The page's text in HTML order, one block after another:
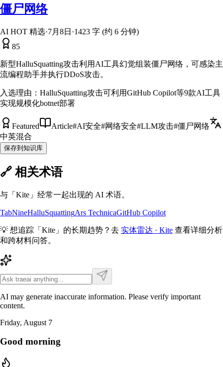
僵尸网络
AI HOT 精选·7月8日 ·1423 字 (约 6 分钟)
85
新型HalluSquatting攻击利用AI工具幻觉组装僵尸网络，可感染主
流编程助手并执行DDoS攻击。
入选理由： HalluSquatting攻击可利用GitHub Copilot等9款AI工具
实现规模化botnet部署
Featured Article#AI安全#网络安全#LLM攻击#僵尸网络
中英混合
保存到知识库
🔗 相关术语
与「 Kite 」经常一起出现的 AI 术语。
TabNineHalluSquattingArs TechnicaGitHub Copilot
💡 想追踪「 Kite 」的长期趋势？去 实体雷达 · Kite 查看详细分析
和跨材料问答。
AI may generate inaccurate information. Please verify important
content.
Friday, August 7
Good morning